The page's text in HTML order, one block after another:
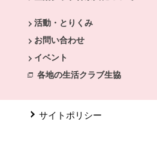
活動・とりくみ
お問い合わせ
イベント
各地の生活クラブ生協
サイトポリシー